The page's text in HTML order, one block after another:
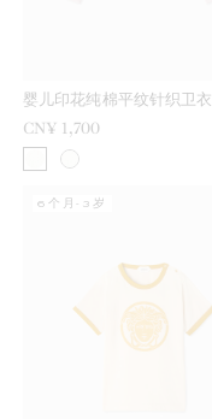
婴儿印花纯棉平纹针织卫衣
CN¥ 1,700
6个月-3岁